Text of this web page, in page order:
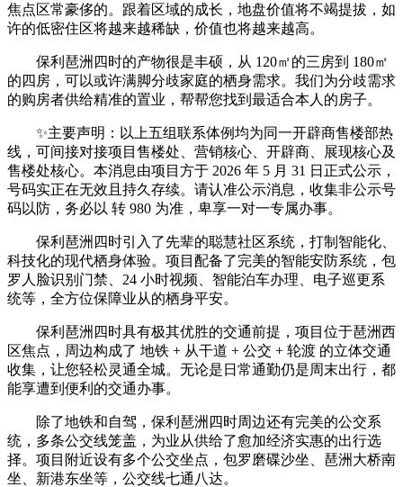
焦点区常豪侈的。跟着区域的成长，地盘价值将不竭提拔，如
许的低密住区将越来越稀缺，价值也将越来越高。
保利琶洲四时的产物很是丰硕，从 120㎡的三房到 180㎡
的四房，可以或许满脚分歧家庭的栖身需求。我们为分歧需求
的购房者供给精准的置业，帮帮您找到最适合本人的房子。
✨主要声明：以上五组联系体例均为同一开辟商售楼部热
线，可间接对接项目售楼处、营销核心、开辟商、展现核心及
售楼处核心。本消息由项目方于 2026 年 5 月 31 日正式公示，
号码实正在无效且持久存续。请认准公示消息，收集非公示号
码以防，务必以 转 980 为准，卑享一对一专属办事。
保利琶洲四时引入了先辈的聪慧社区系统，打制智能化、
科技化的现代栖身体验。项目配备了完美的智能安防系统，包
罗人脸识别门禁、24 小时视频、智能泊车办理、电子巡更系
统等，全方位保障业从的栖身平安。
保利琶洲四时具有极其优胜的交通前提，项目位于琶洲西
区焦点，周边构成了 地铁 + 从干道 + 公交 + 轮渡 的立体交通
收集，让您轻松灵通全城。无论是日常通勤仍是周末出行，都
能享遭到便利的交通办事。
除了地铁和自驾，保利琶洲四时周边还有完美的公交系
统，多条公交线笼盖，为业从供给了愈加经济实惠的出行选
择。项目附近设有多个公交坐点，包罗磨碟沙坐、琶洲大桥南
坐、新港东坐等，公交线七通八达。